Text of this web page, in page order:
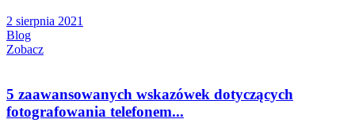
2 sierpnia 2021
Blog
Zobacz
5 zaawansowanych wskazówek dotyczących
fotografowania telefonem...